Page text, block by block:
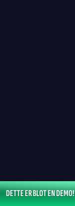
DETTE ER BLOT EN DEMO!